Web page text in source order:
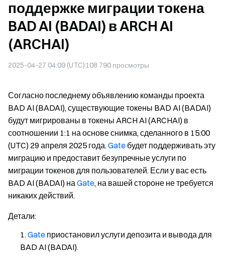
поддержке миграции токена
BAD AI (BADAI) в ARCH AI
(ARCHAI)
2025-04-27 04:09 (UTC) 108 790 просмотры
Согласно последнему объявлению команды проекта
BAD AI (BADAI), существующие токены BAD AI (BADAI)
будут мигрированы в токены ARCH AI (ARCHAI) в
соотношении 1:1 на основе снимка, сделанного в 15:00
(UTC) 29 апреля 2025 года.Gate будет поддерживать эту
миграцию и предоставит безупречные услуги по
миграции токенов для пользователей. Если у вас есть
BAD AI (BADAI) наGate, на вашей стороне не требуется
никаких действий.
Детали:
Gate приостановил услуги депозита и вывода для
BAD AI (BADAI).